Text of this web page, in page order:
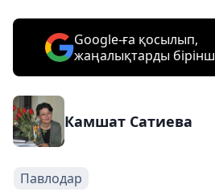
Google-ға қосылып,
жаңалықтарды
Камшат Сатиева
Павлодар